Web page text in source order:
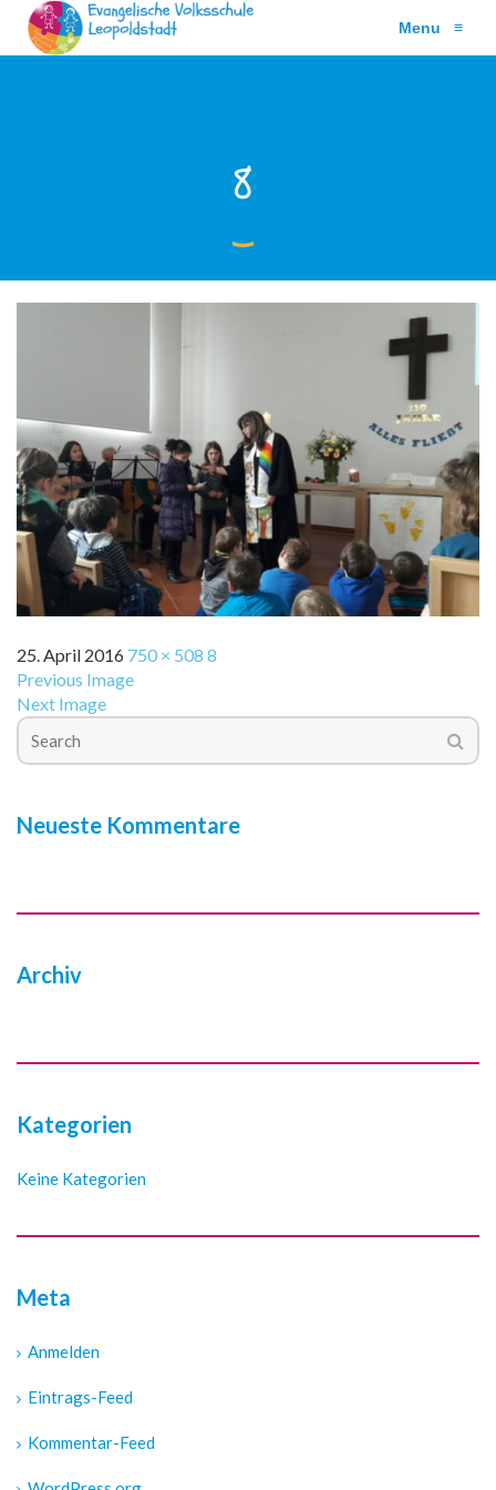
Menu ≡
8
25. April 2016 750 × 508 8
Previous Image
Next Image
Neueste Kommentare
Archiv
Kategorien
Keine Kategorien
Meta
Anmelden
Eintrags-Feed
Kommentar-Feed